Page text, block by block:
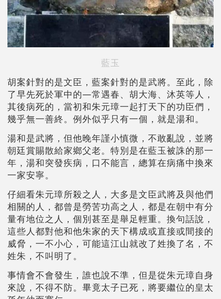
藍玉
胡案針對的是文臣，藍案針對的是武將。至此，除
了早先死於軍中的—常遇春、胡大海、沐英等人，
其後病死的，當初和朱元璋一起打天下的功臣們，
幾乎無一善終。例外似乎只有一個，就是湯和。
湯和是武將，但他晚年謹小慎微，不敢亂說，並將
朝廷賞賜散給家鄉父老。特別是在藍玉被誅的那一
年，湯和突發疾病，口不能言，總算在病痛中換來
一家安寧。
仔細看朱元璋所殺之人，大多是文臣武將及與他們
相關的人，都曾是勞苦功高之人，都是在朝中有分
量有地位之人，個別甚至是舉足輕重。換句話說，
這些人都對他和他朱家的天下構成或直接或間接的
威脅，一不小心，可能這江山就改了姓換了名，不
姓朱，不叫明了。
事情會不會發生，誰也說不準，但是從朱元璋自身
來說，不得不防。畢竟太子已死，將要繼位的皇太